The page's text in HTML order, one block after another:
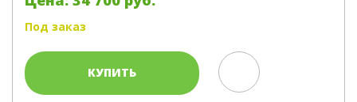
Под заказ
КУПИТЬ